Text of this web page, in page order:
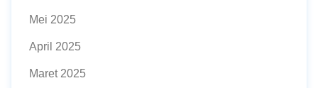
Mei 2025
April 2025
Maret 2025